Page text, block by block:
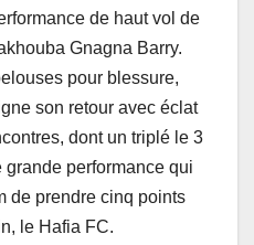
de haut vol de
Gnagna Barry.
pour blessure,
son retour avec éclat
dont un triplé le 3
grande performance qui
de prendre cinq points
le Hafia FC.